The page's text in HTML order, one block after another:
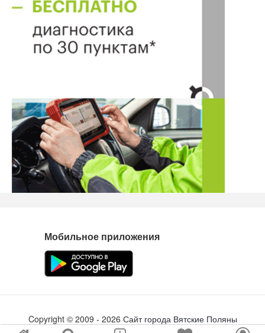
Вт-Пт - с 9.00 - 17.00, обед с 13.00 - 14.00
Сб - с 9.00 - 13.00
Вс - выходной
Мобильное приложения
Copyright © 2009 - 2026 Сайт города Вятские Поляны
Создание сайта
tabson.ru